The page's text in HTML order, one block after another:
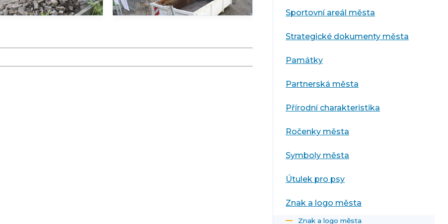
Sportovní areál města
Strategické dokumenty města
Památky
Partnerská města
Přírodní charakteristika
Ročenky města
Symboly města
Útulek pro psy
Znak a logo města
Znak a logo města